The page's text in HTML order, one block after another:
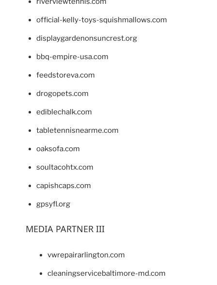
official-kelly-toys-squishmallows.com
displaygardenonsuncrest.org
bbq-empire-usa.com
feedstoreva.com
drogopets.com
ediblechalk.com
tabletennisnearme.com
oaksofa.com
soultacohtx.com
capishcaps.com
gpsyfl.org
MEDIA PARTNER III
vwrepairarlington.com
cleaningservicebaltimore-md.com